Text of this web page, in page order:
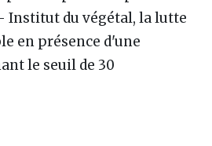
Institut du végétal, la lutte
en présence d'une
le seuil de 30